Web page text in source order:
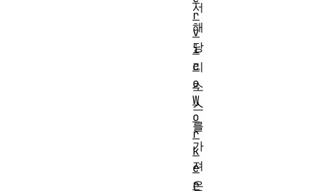
서
해
당
리
소
스
를
가
져
온
r
v
i
c
e
W
o
r
k
e
r